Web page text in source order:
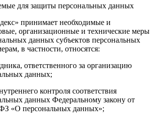
для защиты персональных данных
принимает необходимые и
организационные и технические меры
данных субъектов персональных
в частности, относятся:
ответственного за организацию
данных;
контроля соответствия
данных Федеральному закону от
«О персональных данных»;